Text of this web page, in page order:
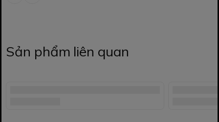
Sản phẩm liên quan